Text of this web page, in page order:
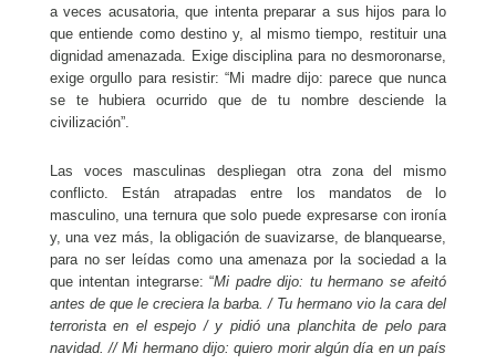
a veces acusatoria, que intenta preparar a sus hijos para lo
que entiende como destino y, al mismo tiempo, restituir una
dignidad amenazada. Exige disciplina para no desmoronarse,
exige orgullo para resistir: “Mi madre dijo: parece que nunca
se te hubiera ocurrido que de tu nombre desciende la
civilización”.
Las voces masculinas despliegan otra zona del mismo
conflicto. Están atrapadas entre los mandatos de lo
masculino, una ternura que solo puede expresarse con ironía
y, una vez más, la obligación de suavizarse, de blanquearse,
para no ser leídas como una amenaza por la sociedad a la
que intentan integrarse: “Mi padre dijo: tu hermano se afeitó
antes de que le creciera la barba. / Tu hermano vio la cara del
terrorista en el espejo / y pidió una planchita de pelo para
navidad. // Mi hermano dijo: quiero morir algún día en un país